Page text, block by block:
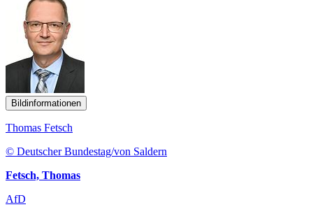
Bildinformationen
Thomas Fetsch
© Deutscher Bundestag/von Saldern
Fetsch, Thomas
AfD